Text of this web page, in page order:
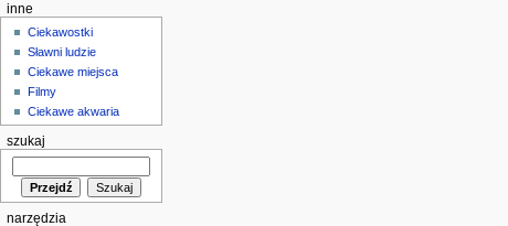
inne
Ciekawostki
Sławni ludzie
Ciekawe miejsca
Filmy
Ciekawe akwaria
szukaj
narzędzia